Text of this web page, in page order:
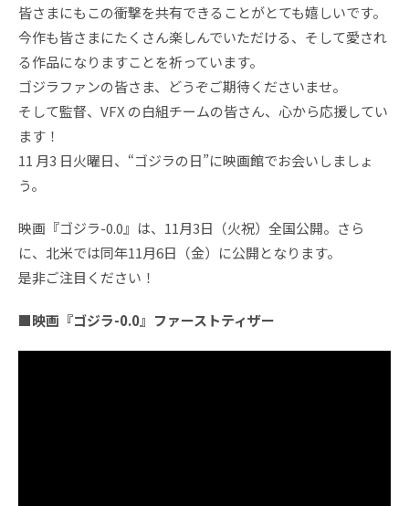
皆さまにもこの衝撃を共有できることがとても嬉しいです。
今作も皆さまにたくさん楽しんでいただける、そして愛され
る作品になりますことを祈っています。
ゴジラファンの皆さま、どうぞご期待くださいませ。
そして監督、VFX の白組チームの皆さん、心から応援してい
ます！
11 月3 日火曜日、“ゴジラの日”に映画館でお会いしましょ
う。
映画『ゴジラ-0.0』は、11月3日（火祝）全国公開。さら
に、北米では同年11月6日（金）に公開となります。
是非ご注目ください！
■映画『ゴジラ-0.0』ファーストティザー